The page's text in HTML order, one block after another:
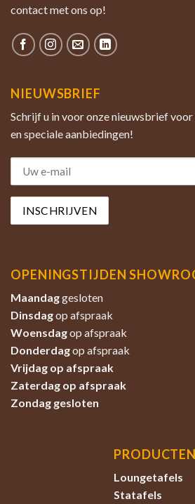
contact met ons op!
NIEUWSBRIEF
Schrijf u in voor onze nieuwsbrief
en speciale aanbiedingen!
OPENINGSTIJDEN
Maandaggesloten
Dinsdagop afspraak
Woensdagop afspraak
Donderdagop afspraak
Vrijdag op afspraak
Zaterdag op afspraak
Zondag gesloten
PRODUCTEN
Loungetafels
Statafels